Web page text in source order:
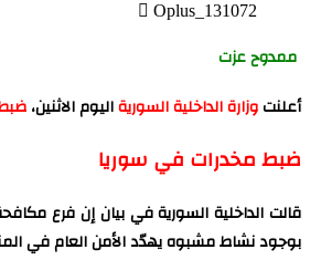
Oplus_131072
ممدوح عزت
أعلنتوزارة الداخلية السوريةاليوم الاثنين،
ضبط مخدرات في سوريا
قالت الداخلية السورية في بيان إن فرع
بوجود نشاط مشبوه يهدّد الأمن العام في